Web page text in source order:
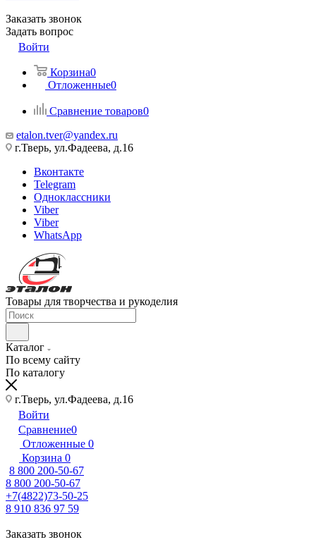
Заказать звонок
Задать вопрос
Войти
Корзина0
Отложенные0
Сравнение товаров0
etalon.tver@yandex.ru
г.Тверь, ул.Фадеева, д.16
Вконтакте
Telegram
Одноклассники
Viber
Viber
WhatsApp
Товары для творчества и рукоделия
Каталог
По всему сайту
По каталогу
г.Тверь, ул.Фадеева, д.16
Войти
Сравнение0
Отложенные 0
Корзина 0
8 800 200-50-67
8 800 200-50-67
+7(4822)73-50-25
8 910 836 97 59
Заказать звонок